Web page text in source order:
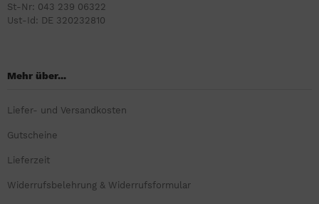
St-Nr: 043 239 06322
Ust-Id: DE 320232810
Mehr über...
Liefer- und Versandkosten
Gutscheine
Lieferzeit
Widerrufsbelehrung & Widerrufsformular